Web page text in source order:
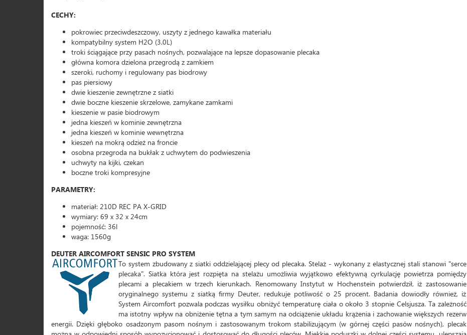
CECHY:
pokrowiec przeciwdeszczowy, uszyty z jednego kawałka materiału
kompatybilny system H2O (3.0L)
troki ściągające przy pasach nośnych, pozwalające na lepsze dopasowanie plecaka
główna komora dzielona przegrodą z zamkiem
szeroki, ruchomy i regulowany pas biodrowy
pas piersiowy
dwie kieszenie zewnętrzne z siatki
dwie boczne kieszenie skrzelowe, zamykane zamkami
kieszenie w pasie biodrowym
jedna kieszeń w kominie zewnętrzna
jedna kieszeń w kominie wewnętrzna
kieszeń na mokrą odzież na froncie
osobna przegroda na bukłak z uchwytem do podwieszenia
uchwyty na kijki, czekan
boczne troki kompresyjne
PARAMETRY:
materiał: 210D REC PA X-GRID
wymiary: 69 x 32 x 24cm
pojemność: 36l
waga: 1560g
DEUTER AIRCOMFORT SENSIC PRO SYSTEM
To system zbudowany z siatki oddzielającej plecy od plecaka. Stelaż - wykonany z elastycznej stali stanowi "serce
plecaka". Siatka która jest rozpięta na stelażu umożliwia wyjątkowo efektywną cyrkulację powietrza pomiędzy
plecami a plecakiem w trzech kierunkach. Renomowany Instytut w Hochenstein potwierdził, iż zastosowanie
oryginalnego systemu z siatką firmy Deuter, redukuje potliwość o 25 procent. Badania dowiodły również, iż
System Aircomfort pozwala podczas wysiłku obniżyć temperaturę ciała o około 3 stopnie Celsjusza. Ta zależność
ma istotny wpływ na obniżenie tętna a tym samym na odciążenie układu krążenia i zachowanie większych rezerw
energii. Dzięki głęboko osadzonym pasom nośnym i zastosowanym trokom stabilizującym (w górnej części pasów nośnych), plecak